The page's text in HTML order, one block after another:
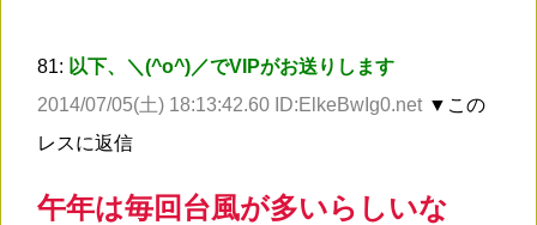
81: 以下、＼(^o^)／でVIPがお送りします
2014/07/05(土) 18:13:42.60 ID:ElkeBwIg0.net ▼この
レスに返信
午年は毎回台風が多いらしいな